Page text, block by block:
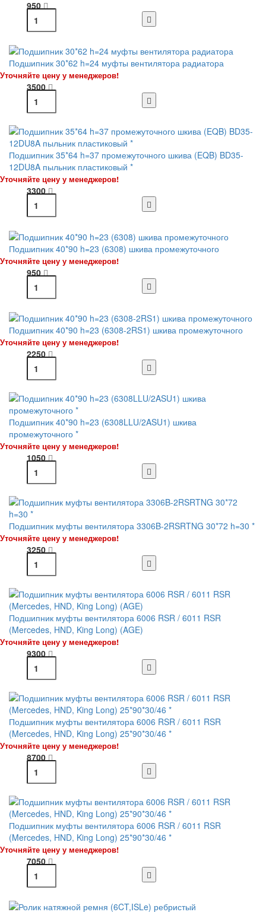
950
Подшипник 30*62 h=24 муфты вентилятора радиатора
Уточняйте цену у менеджеров!
3500
Подшипник 35*64 h=37 промежуточного шкива (EQB) BD35-
12DU8A пыльник пластиковый *
Уточняйте цену у менеджеров!
3300
Подшипник 40*90 h=23 (6308) шкива промежуточного
Уточняйте цену у менеджеров!
950
Подшипник 40*90 h=23 (6308-2RS1) шкива промежуточного
Уточняйте цену у менеджеров!
2250
Подшипник 40*90 h=23 (6308LLU/2ASU1) шкива
промежуточного *
Уточняйте цену у менеджеров!
1050
Подшипник муфты вентилятора 3306B-2RSRTNG 30*72 h=30 *
Уточняйте цену у менеджеров!
3250
Подшипник муфты вентилятора 6006 RSR / 6011 RSR
(Mercedes, HND, King Long) (AGE)
Уточняйте цену у менеджеров!
9300
Подшипник муфты вентилятора 6006 RSR / 6011 RSR
(Mercedes, HND, King Long) 25*90*30/46 *
Уточняйте цену у менеджеров!
8700
Подшипник муфты вентилятора 6006 RSR / 6011 RSR
(Mercedes, HND, King Long) 25*90*30/46 *
Уточняйте цену у менеджеров!
7050